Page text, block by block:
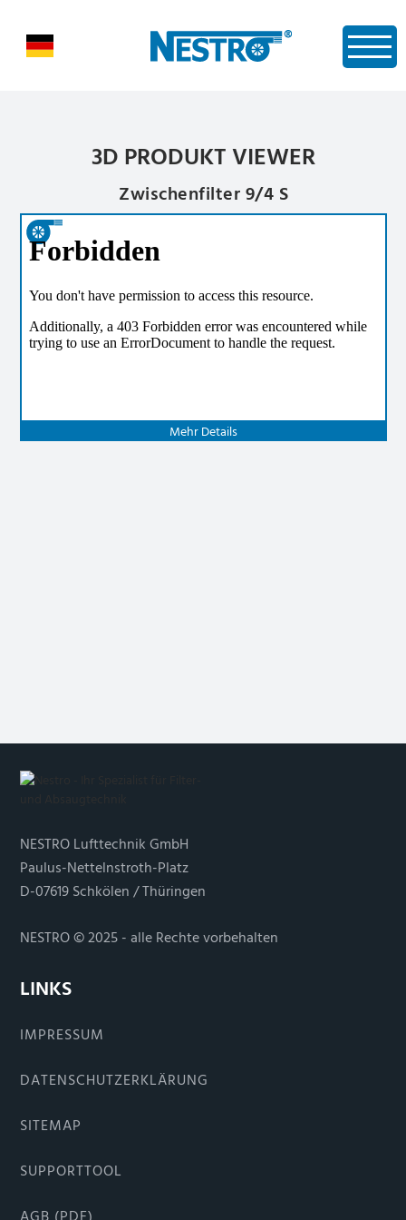
3D PRODUKT VIEWER
Zwischenfilter 9/4 S
Mehr Details
NESTRO Lufttechnik GmbH
Paulus-Nettelnstroth-Platz
D-07619 Schkölen / Thüringen
NESTRO © 2025 - alle Rechte vorbehalten
LINKS
IMPRESSUM
DATENSCHUTZERKLÄRUNG
SITEMAP
SUPPORTTOOL